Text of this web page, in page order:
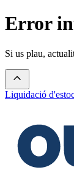
Error
Si us plau,
Liquidació